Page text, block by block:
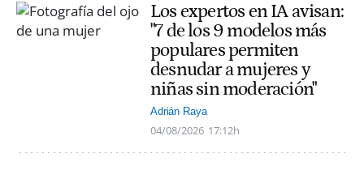
Los expertos en IA avisan:
"7 de los 9 modelos más
populares permiten
desnudar a mujeres y
niñas sin moderación"
Adrián Raya
04/08/2026 17:12h